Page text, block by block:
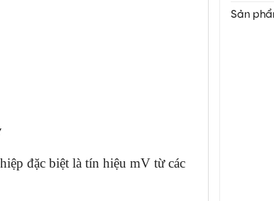
Sản
đặc biệt là tín hiệu mV từ các